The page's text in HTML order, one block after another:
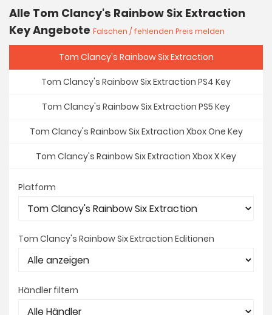
Alle Tom Clancy's Rainbow Six Extraction
Key Angebote Falschen / fehlenden Preis melden
Tom Clancy's Rainbow Six Extraction
Tom Clancy's Rainbow Six Extraction PS4 Key
Tom Clancy's Rainbow Six Extraction PS5 Key
Tom Clancy's Rainbow Six Extraction Xbox One Key
Tom Clancy's Rainbow Six Extraction Xbox X Key
Platform
Tom Clancy's Rainbow Six Extraction Editionen
Händler filtern